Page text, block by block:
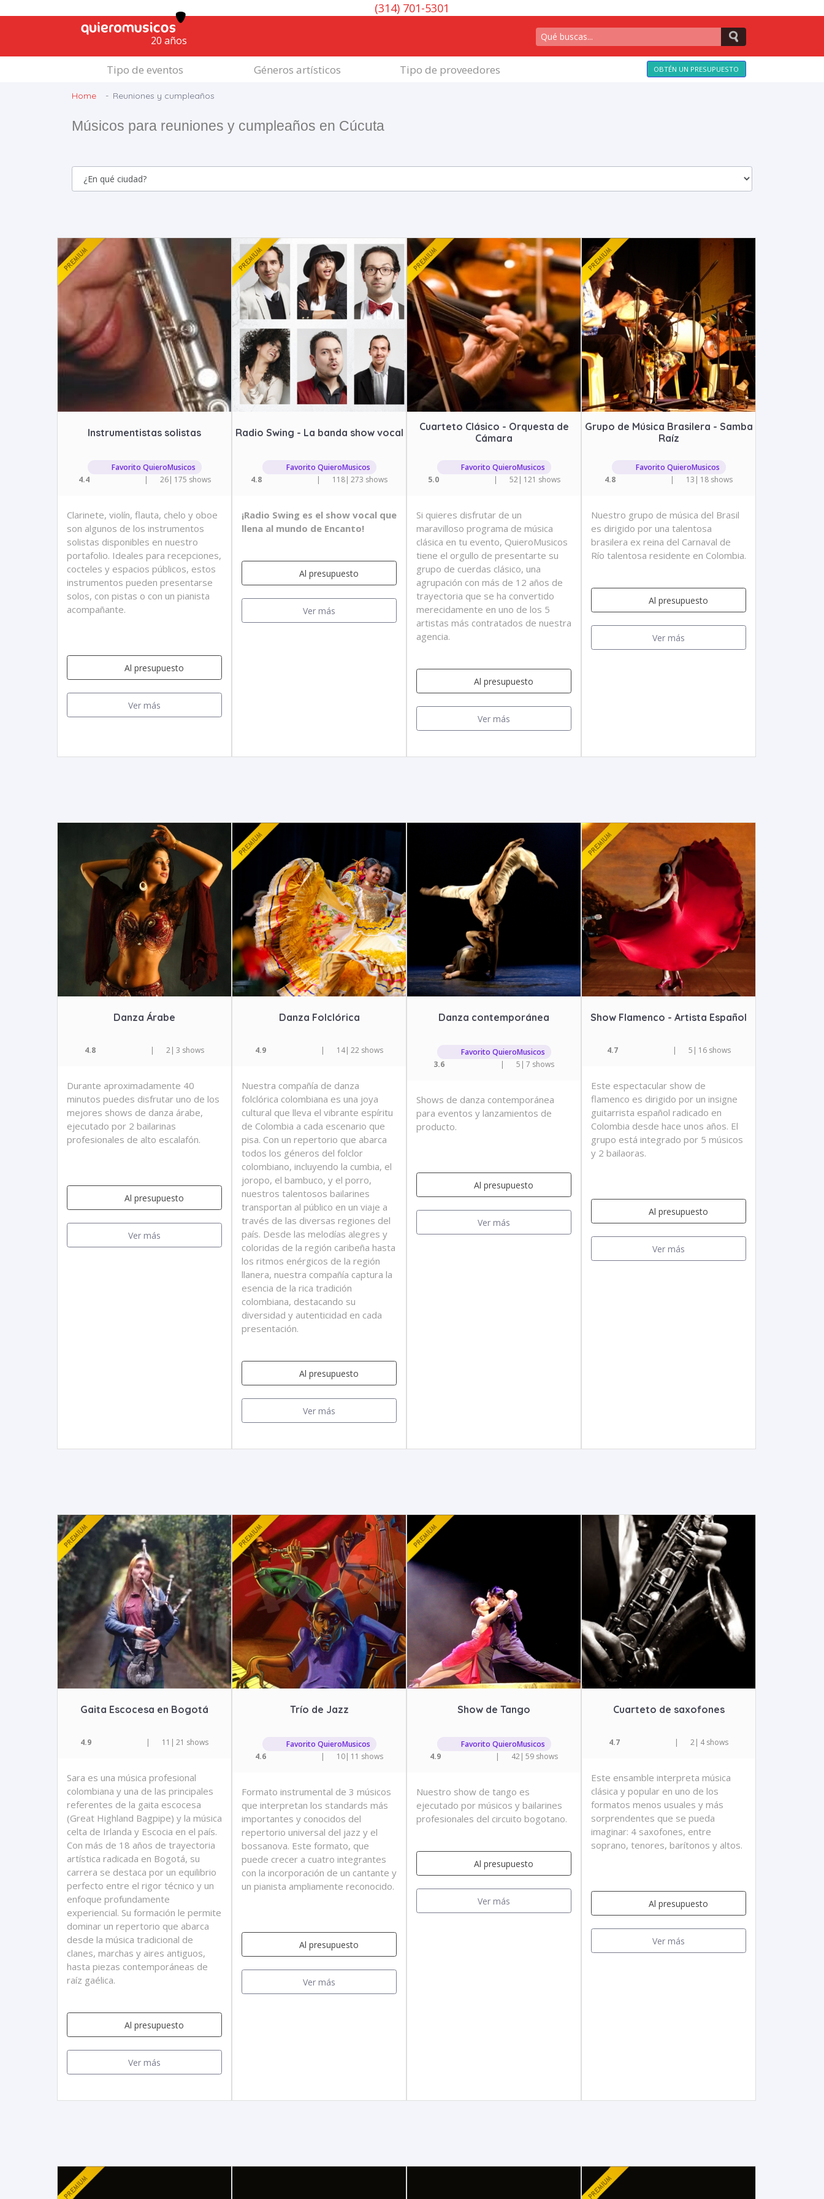
(314) 701-5301
20 años
Tipo de eventos Géneros artísticos Tipo de proveedores OBTÉN UN PRESUPUESTO
Home Reuniones y cumpleaños
Músicos para reuniones y cumpleaños en Cúcuta
Instrumentistas solistas
Favorito QuieroMusicos
4.4
| 26| 175 shows
Clarinete, violín, flauta, chelo y oboe
son algunos de los instrumentos
solistas disponibles en nuestro
portafolio. Ideales para recepciones,
cocteles y espacios públicos, estos
instrumentos pueden presentarse
solos, con pistas o con un pianista
acompañante.
Al presupuesto
Ver más
Radio Swing - La banda show vocal
Favorito QuieroMusicos
4.8
| 118| 273 shows
¡Radio Swing es el show vocal que
llena al mundo de Encanto!
Al presupuesto
Ver más
Cuarteto Clásico - Orquesta de
Cámara
Favorito QuieroMusicos
5.0
| 52| 121 shows
Si quieres disfrutar de un
maravilloso programa de música
clásica en tu evento, QuieroMusicos
tiene el orgullo de presentarte su
grupo de cuerdas clásico, una
agrupación con más de 12 años de
trayectoria que se ha convertido
merecidamente en uno de los 5
artistas más contratados de nuestra
agencia.
Al presupuesto
Ver más
Grupo de Música Brasilera - Samba
Raíz
Favorito QuieroMusicos
4.8
| 13 | 18 shows
Nuestro grupo de música del Brasil
es dirigido por una talentosa
brasilera ex reina del Carnaval de
Río talentosa residente en Colombia.
Al presupuesto
Ver más
Danza Árabe
4.8 | 2| 3 shows
Durante aproximadamente 40
minutos puedes disfrutar uno de los
mejores shows de danza árabe,
ejecutado por 2 bailarinas
profesionales de alto escalafón.
Al presupuesto
Ver más
Danza Folclórica
4.9 | 14| 22 shows
Nuestra compañía de danza
folclórica colombiana es una joya
cultural que lleva el vibrante espíritu
de Colombia a cada escenario que
pisa. Con un repertorio que abarca
todos los géneros del folclor
colombiano, incluyendo la cumbia, el
joropo, el bambuco, y el porro,
nuestros talentosos bailarines
transportan al público en un viaje a
través de las diversas regiones del
país. Desde las melodías alegres y
coloridas de la región caribeña hasta
los ritmos enérgicos de la región
llanera, nuestra compañía captura la
esencia de la rica tradición
colombiana, destacando su
diversidad y autenticidad en cada
presentación.
Al presupuesto
Ver más
Danza contemporánea
Favorito QuieroMusicos
3.6
| 5 | 7 shows
Shows de danza contemporánea
para eventos y lanzamientos de
producto.
Al presupuesto
Ver más
Show Flamenco - Artista Español
4.7 | 5 | 16 shows
Este espectacular show de
flamenco es dirigido por un insigne
guitarrista español radicado en
Colombia desde hace unos años. El
grupo está integrado por 5 músicos
y 2 bailaoras.
Al presupuesto
Ver más
Gaita Escocesa en Bogotá
4.9 | 11 | 21 shows
Sara es una música profesional
colombiana y una de las principales
referentes de la gaita escocesa
(Great Highland Bagpipe) y la música
celta de Irlanda y Escocia en el país.
Con más de 18 años de trayectoria
artística radicada en Bogotá, su
carrera se destaca por un equilibrio
perfecto entre el rigor técnico y un
enfoque profundamente
experiencial. Su formación le permite
dominar un repertorio que abarca
desde la música tradicional de
clanes, marchas y aires antiguos,
hasta piezas contemporáneas de
raíz gaélica.
Al presupuesto
Ver más
Trío de Jazz
Favorito QuieroMusicos
4.6
| 10| 11 shows
Formato instrumental de 3 músicos
que interpretan los standards más
importantes y conocidos del
repertorio universal del jazz y el
bossanova. Este formato, que
puede crecer a cuatro integrantes
con la incorporación de un cantante y
un pianista ampliamente reconocido.
Al presupuesto
Ver más
Show de Tango
Favorito QuieroMusicos
4.9
| 42| 59 shows
Nuestro show de tango es
ejecutado por músicos y bailarines
profesionales del circuito bogotano.
Al presupuesto
Ver más
Cuarteto de saxofones
4.7 | 2| 4 shows
Este ensamble interpreta música
clásica y popular en uno de los
formatos menos usuales y más
sorprendentes que se pueda
imaginar: 4 saxofones, entre
soprano, tenores, barítonos y altos.
Al presupuesto
Ver más